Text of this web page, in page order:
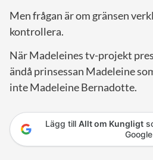
Men frågan är om gränsen
kontrollera.
När Madeleines tv-projekt
ändå prinsessan Madeleine
inte Madeleine Bernadotte.
Lägg till Allt om Kungligt
Google